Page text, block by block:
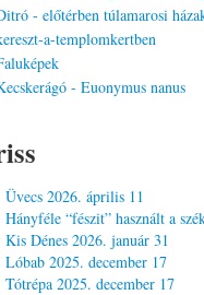
Üvecs 2026. április 11
Hányféle “fészit” használt a
Kis Dénes 2026. január 31
Lóbab 2025. december 17
Tótrépa 2025. december 17